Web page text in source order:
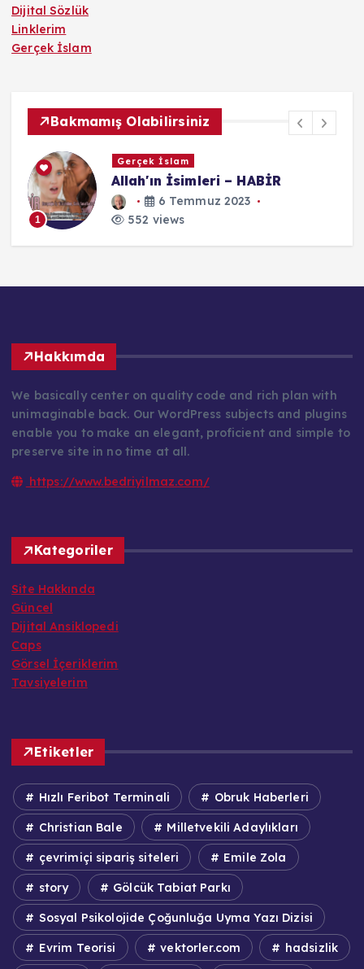
Dijital Sözlük
Linklerim
Gerçek İslam
Bakmamış Olabilirsiniz
1
Gerçek İslam
Allah'ın İsimleri – HABİR
6 Temmuz 2023
552 views
Hakkımda
We basically center on quality code and rich plan with
unimaginable back. Our WordPress subjects and plugins
enable you to make an elegant, proficient and simple to
preserve site in no time at all.
https://www.bedriyilmaz.com/
Kategoriler
Site Hakkında
Güncel
Dijital Ansiklopedi
Caps
Görsel İçeriklerim
Tavsiyelerim
Etiketler
Hızlı Feribot Terminali Obruk Haberleri
Christian Bale Milletvekili Adaylıkları
çevrimiçi sipariş siteleri Emile Zola
story Gölcük Tabiat Parkı
Sosyal Psikolojide Çoğunluğa Uyma Yazı Dizisi
Evrim Teorisi vektorler.com hadsizlik